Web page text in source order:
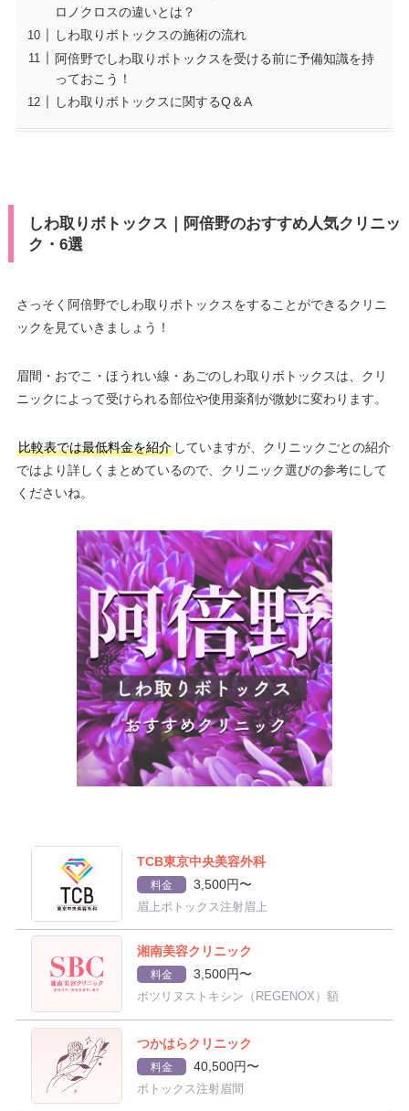
ロノクロスの違いとは？
しわ取りボトックスの施術の流れ
阿倍野でしわ取りボトックスを受ける前に予備知識を持
っておこう！
しわ取りボトックスに関するQ＆A
しわ取りボトックス｜阿倍野のおすすめ人気クリニッ
ク・6選
さっそく阿倍野でしわ取りボトックスをすることができるクリニ
ックを見ていきましょう！
眉間・おでこ・ほうれい線・あごのしわ取りボトックスは、クリ
ニックによって受けられる部位や使用薬剤が微妙に変わります。
比較表では最低料金を紹介していますが、クリニックごとの紹介
ではより詳しくまとめているので、クリニック選びの参考にして
くださいね。
TCB東京中央美容外科
料金 3,500円〜
眉上ボトックス注射眉上
湘南美容クリニック
料金 3,500円〜
ボツリヌストキシン（REGENOX）額
つかはらクリニック
料金 40,500円〜
ボトックス注射眉間